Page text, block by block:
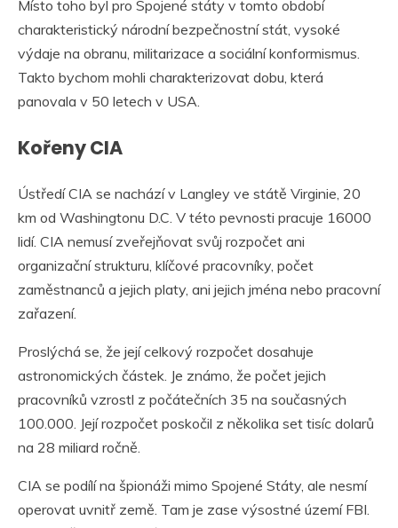
Místo toho byl pro Spojené státy v tomto období
charakteristický národní bezpečnostní stát, vysoké
výdaje na obranu, militarizace a sociální konformismus.
Takto bychom mohli charakterizovat dobu, která
panovala v 50 letech v USA.
Kořeny CIA
Ústředí CIA se nachází v Langley ve státě Virginie, 20
km od Washingtonu D.C. V této pevnosti pracuje 16000
lidí. CIA nemusí zveřejňovat svůj rozpočet ani
organizační strukturu, klíčové pracovníky, počet
zaměstnanců a jejich platy, ani jejich jména nebo pracovní
zařazení.
Proslýchá se, že její celkový rozpočet dosahuje
astronomických částek. Je známo, že počet jejich
pracovníků vzrostl z počátečních 35 na současných
100.000. Její rozpočet poskočil z několika set tisíc dolarů
na 28 miliard ročně.
CIA se podílí na špionáži mimo Spojené Státy, ale nesmí
operovat uvnitř země. Tam je zase výsostné území FBI.